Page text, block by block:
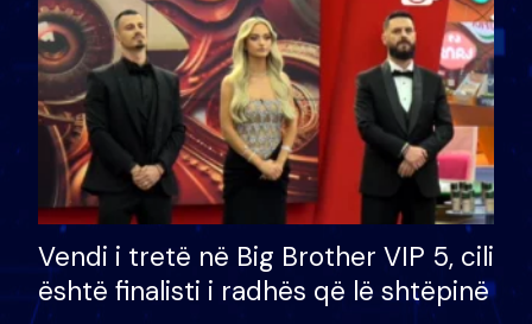
Vendi i tretë në Big Brother VIP 5, cili
është finalisti i radhës që lë shtëpinë